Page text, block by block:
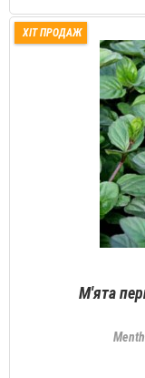
ХІТ ПРОДАЖ
М'ята